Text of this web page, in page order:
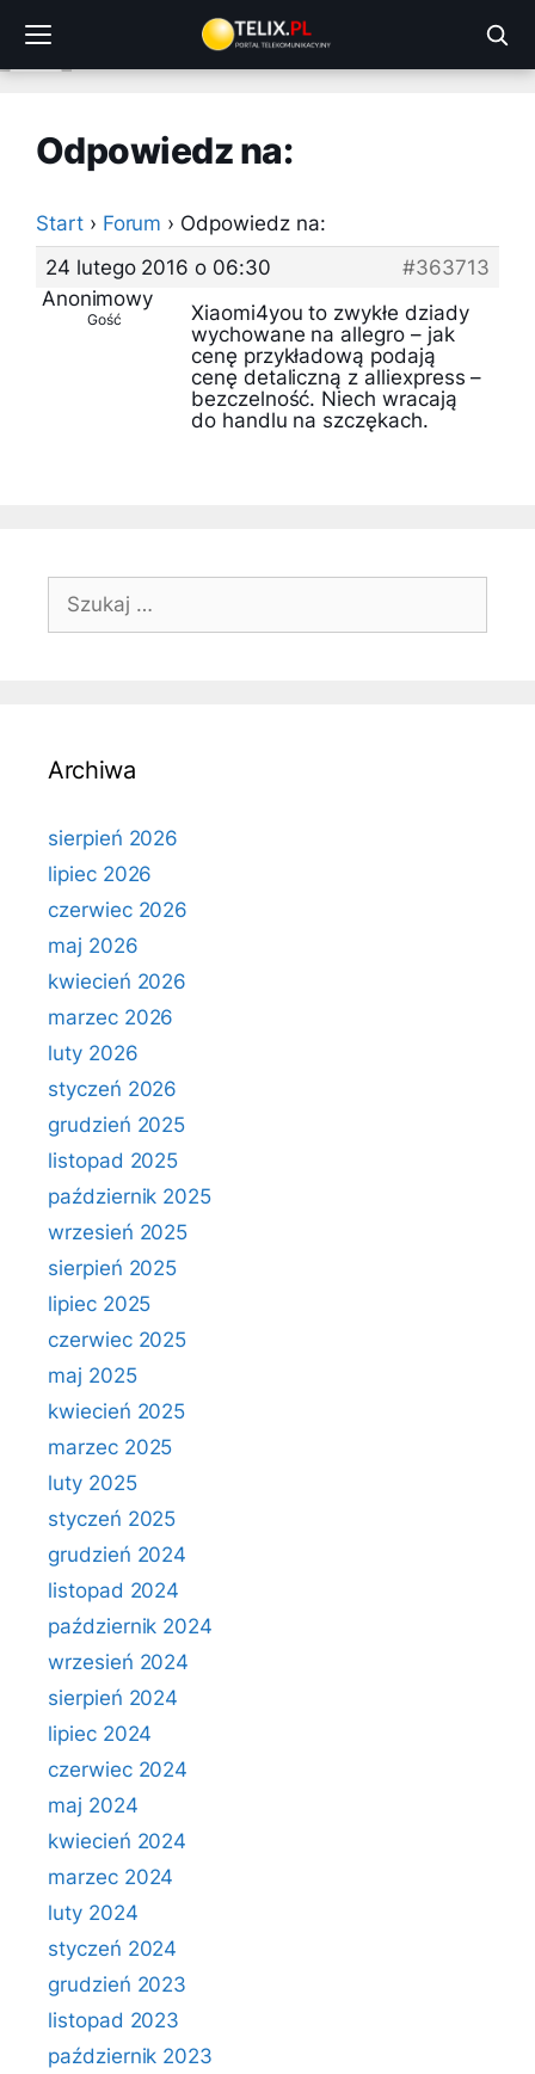
treści
Odpowiedz na:
Start › Forum › Odpowiedz na:
24 lutego 2016 o 06:30
#363713
Anonimowy
Gość
Xiaomi4you to zwykłe dziady
wychowane na allegro – jak
cenę przykładową podają
cenę detaliczną z alliexpress –
bezczelność. Niech wracają
do handlu na szczękach.
Szukaj:
Archiwa
sierpień 2026
lipiec 2026
czerwiec 2026
maj 2026
kwiecień 2026
marzec 2026
luty 2026
styczeń 2026
grudzień 2025
listopad 2025
październik 2025
wrzesień 2025
sierpień 2025
lipiec 2025
czerwiec 2025
maj 2025
kwiecień 2025
marzec 2025
luty 2025
styczeń 2025
grudzień 2024
listopad 2024
październik 2024
wrzesień 2024
sierpień 2024
lipiec 2024
czerwiec 2024
maj 2024
kwiecień 2024
marzec 2024
luty 2024
styczeń 2024
grudzień 2023
listopad 2023
październik 2023